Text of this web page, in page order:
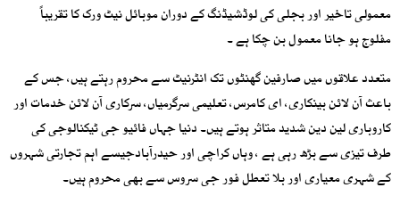
معمولی تاخیر اور بجلی کی لوڈشیڈنگ کے دوران موبائل نیٹ ورک کا تقریباً
مفلوج ہو جانا معمول بن چکا ہے ۔
متعدد علاقوں میں صارفین گھنٹوں تک انٹرنیٹ سے محروم رہتے ہیں، جس کے
باعث آن لائن بینکاری، ای کامرس، تعلیمی سرگرمیاں، سرکاری آن لائن خدمات اور
کاروباری لین دین شدید متاثر ہوتے ہیں۔ دنیا جہاں فائیو جی ٹیکنالوجی کی
طرف تیزی سے بڑھ رہی ہے ، وہاں کراچی اور حیدرآبادجیسے اہم تجارتی شہروں
کے شہری معیاری اور بلا تعطل فور جی سروس سے بھی محروم ہیں۔